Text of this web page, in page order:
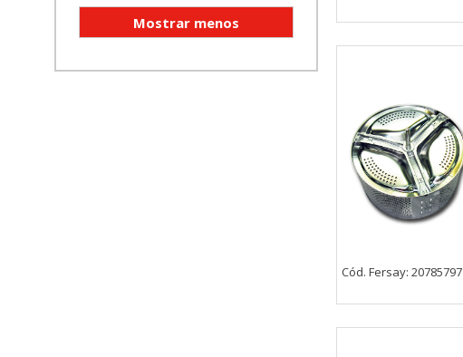
Cód. Fersay: 20785797
CONFIGURACIÓN DE COOKIES